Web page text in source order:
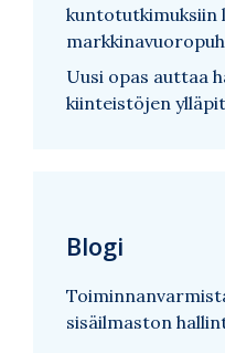
kuntotutkimuksiin
Uusi opas auttaa
kiinteistöjen
Blogi
sisäilmaston